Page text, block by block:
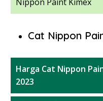
Cat Nippon
Harga Cat Nippon
2023